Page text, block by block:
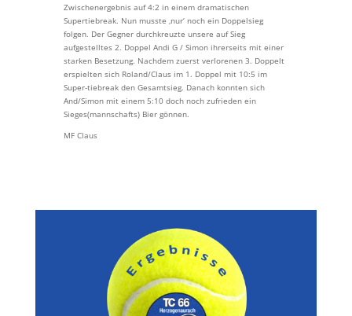
Zwischenergebnis auf 4:2 in einem dramatischen
Supertiebreak. Nun musste ‚nur‘ noch ein Doppelsieg
folgen. Der Gegner durchkreuzte unsere auf Sieg
aufgestelltes 2. Doppel Andi G / Simon ihrerseits mit einer
starken Besetzung. Nachdem zuerst verlorenen 3. Doppelt
erspielten sich Roland/Claus im 1. Doppel mit 10:5 im
Super-tiebreak den Gesamtsieg. Danach konnten sich
And/Simon mit einem 5:10 doch noch zufrieden ein
Sieges(mannschafts) Bier gönnen.
MF Claus